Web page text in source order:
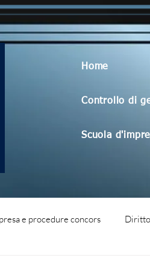
Home
Controllo di
Scuola
e procedure concors